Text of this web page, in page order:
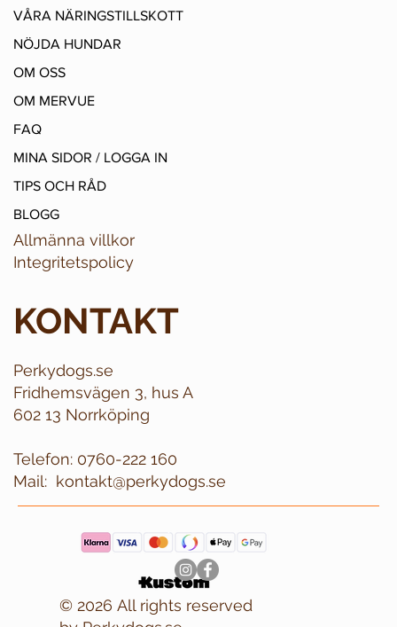
VÅRA NÄRINGSTILLSKOTT
NÖJDA HUNDAR
OM OSS
OM MERVUE
FAQ
MINA SIDOR / LOGGA IN
TIPS OCH RÅD
BLOGG
Allmänna villkor
Integritetspolicy
KONTAKT
Perkydogs.se
Fridhemsvägen 3, hus A
602 13 Norrköping
Telefon: 0760-222 160
kontakt@perkydogs.se
Mail:
© 2026 All rights reserved